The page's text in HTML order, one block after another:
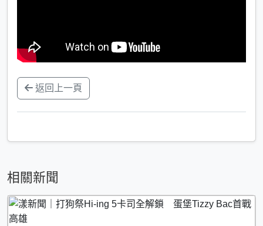
返回上一頁
相關新聞